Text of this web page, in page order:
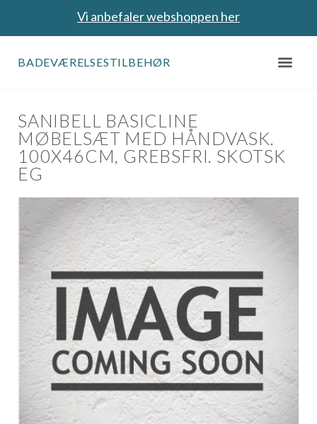
Vi anbefaler webshoppen her
BADEVÆRELSESTILBEHØR
SANIBELL BASICLINE
MØBELSÆT MED HÅNDVASK.
100X46CM, GREBSFRI. SKOTSK
EG